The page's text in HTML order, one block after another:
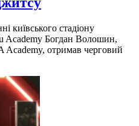
київського стадіону
Academy Богдан Волошин,
Academy, отримав черговий